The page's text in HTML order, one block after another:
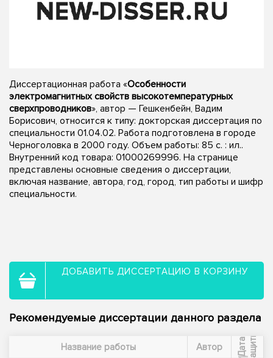
Диссертационная работа «Особенности
электромагнитных свойств высокотемпературных
сверхпроводников», автор — Гешкенбейн, Вадим
Борисович, относится к типу: докторская диссертация по
специальности 01.04.02. Работа подготовлена в городе
Черноголовка в 2000 году. Объем работы: 85 с. : ил..
Внутренний код товара: 01000269996. На странице
представлены основные сведения о диссертации,
включая название, автора, год, город, тип работы и шифр
специальности.
ДОБАВИТЬ ДИССЕРТАЦИЮ В КОРЗИНУ
Рекомендуемые диссертации данного раздела
Название работы Автор Д
а
т
а
з
а
щ
и
ты